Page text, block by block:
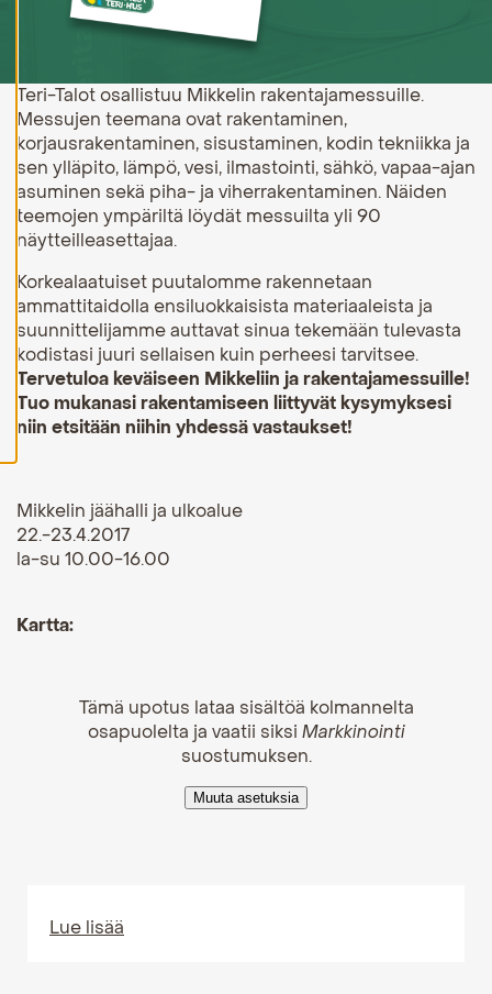
ä
k
s
y
k
a
i
k
k
i
v
ä
s
t
e
e
t
Teri-Talot osallistuu Mikkelin rakentajamessuille.
Messujen teemana ovat rakentaminen,
korjausrakentaminen, sisustaminen, kodin tekniikka ja
sen ylläpito, lämpö, vesi, ilmastointi, sähkö, vapaa-ajan
asuminen sekä piha- ja viherrakentaminen. Näiden
teemojen ympäriltä löydät messuilta yli 90
näytteilleasettajaa.
Korkealaatuiset puutalomme rakennetaan
ammattitaidolla ensiluokkaisista materiaaleista ja
suunnittelijamme auttavat sinua tekemään tulevasta
kodistasi juuri sellaisen kuin perheesi tarvitsee.
Tervetuloa keväiseen Mikkeliin ja rakentajamessuille!
Tuo mukanasi rakentamiseen liittyvät kysymyksesi
niin etsitään niihin yhdessä vastaukset!
Mikkelin jäähalli ja ulkoalue
22.-23.4.2017
la-su 10.00-16.00
Kartta:
Lue lisää